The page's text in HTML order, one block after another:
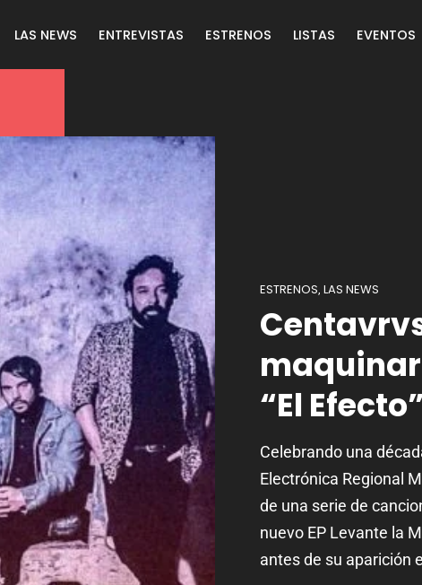
LAS NEWS ENTREVISTAS ESTRENOS LISTAS EVENTOS
ESTRENOS LAS NEWS
“El
Celebrando una
Electrónica Regional
de una serie de
nuevo EP Levante la
antes de su aparición